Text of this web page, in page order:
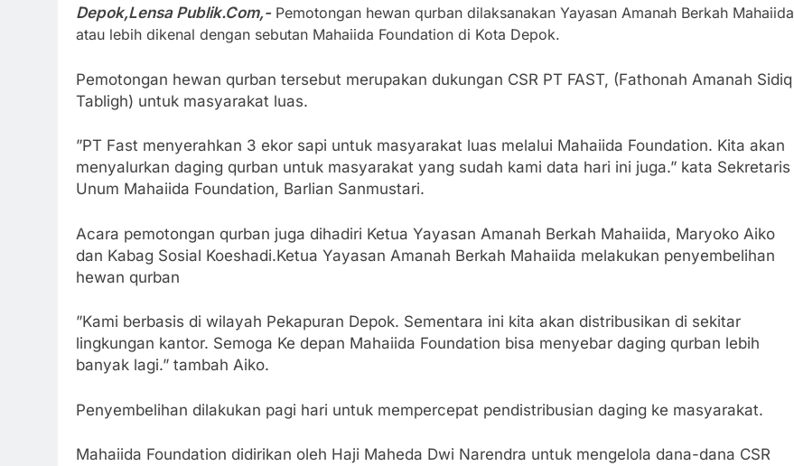
Depok,Lensa Publik.Com,- Pemotongan hewan qurban dilaksanakan Yayasan Amanah Berkah Mahaiida
atau lebih dikenal dengan sebutan Mahaiida Foundation di Kota Depok.
Pemotongan hewan qurban tersebut merupakan dukungan CSR PT FAST, (Fathonah Amanah Sidiq
Tabligh) untuk masyarakat luas.
”PT Fast menyerahkan 3 ekor sapi untuk masyarakat luas melalui Mahaiida Foundation. Kita akan
menyalurkan daging qurban untuk masyarakat yang sudah kami data hari ini juga.” kata Sekretaris
Unum Mahaiida Foundation, Barlian Sanmustari.
Acara pemotongan qurban juga dihadiri Ketua Yayasan Amanah Berkah Mahaiida, Maryoko Aiko
dan Kabag Sosial Koeshadi.Ketua Yayasan Amanah Berkah Mahaiida melakukan penyembelihan
hewan qurban
”Kami berbasis di wilayah Pekapuran Depok. Sementara ini kita akan distribusikan di sekitar
lingkungan kantor. Semoga Ke depan Mahaiida Foundation bisa menyebar daging qurban lebih
banyak lagi.” tambah Aiko.
Penyembelihan dilakukan pagi hari untuk mempercepat pendistribusian daging ke masyarakat.
Mahaiida Foundation didirikan oleh Haji Maheda Dwi Narendra untuk mengelola dana-dana CSR